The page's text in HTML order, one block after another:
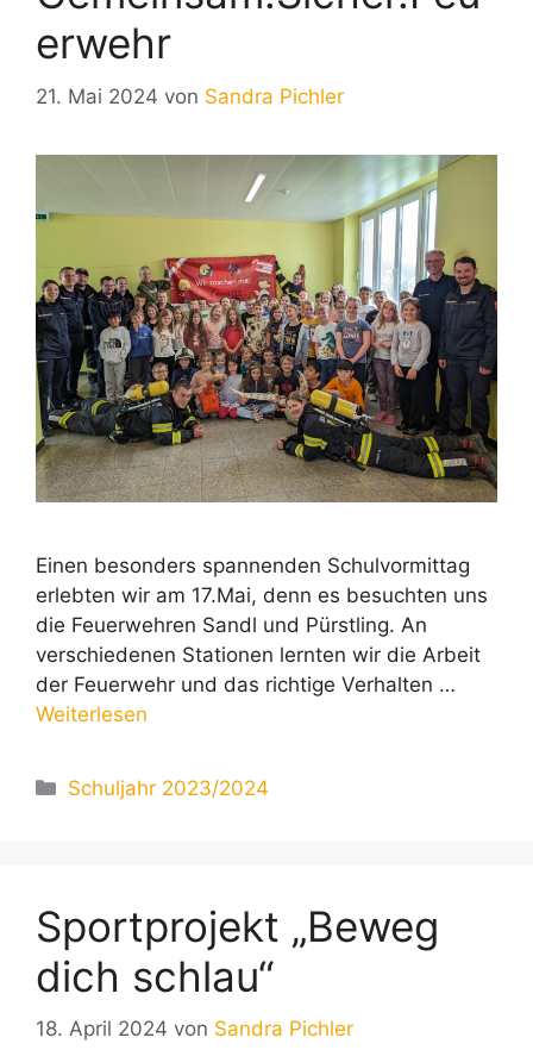
erwehr
21. Mai 2024 von Sandra Pichler
Einen besonders spannenden Schulvormittag
erlebten wir am 17.Mai, denn es besuchten uns
die Feuerwehren Sandl und Pürstling. An
verschiedenen Stationen lernten wir die Arbeit
der Feuerwehr und das richtige Verhalten …
Weiterlesen
Kategorien
Schuljahr 2023/2024
Sportprojekt „Beweg
dich schlau“
18. April 2024 von Sandra Pichler